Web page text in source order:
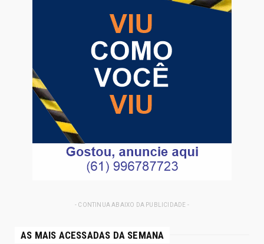
- CONTINUA ABAIXO DA PUBLICIDADE -
AS MAIS ACESSADAS DA SEMANA